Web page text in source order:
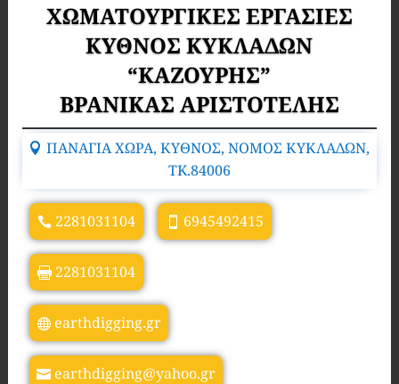
ΧΩΜΑΤΟΥΡΓΙΚΕΣ ΕΡΓΑΣΙΕΣ
ΚΥΘΝΟΣ ΚΥΚΛΑΔΩΝ
“ΚΑΖΟΥΡΗΣ”
ΒΡΑΝΙΚΑΣ ΑΡΙΣΤΟΤΕΛΗΣ
ΠΑΝΑΓΙΑ ΧΩΡΑ, ΚΥΘΝΟΣ, ΝΟΜΟΣ ΚΥΚΛΑΔΩΝ,
TK.84006
2281031104 6945492415
2281031104
earthdigging.gr
earthdigging@yahoo.gr